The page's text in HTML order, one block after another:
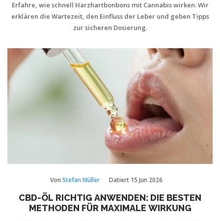
Erfahre, wie schnell Harzhartbonbons mit Cannabis wirken. Wir
erklären die Wartezeit, den Einfluss der Leber und geben Tipps
zur sicheren Dosierung.
Von Stefan Müller Datiert 15 Jun 2026
CBD-ÖL RICHTIG ANWENDEN: DIE BESTEN
METHODEN FÜR MAXIMALE WIRKUNG